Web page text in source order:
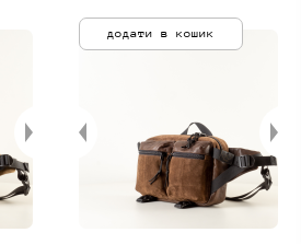
додати в кошик